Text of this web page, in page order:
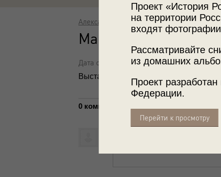
Проект «История
на территории
входят
Рассматривайте
из домашних
Проект
Федерации.
Перейти к просмотру
Александр Бобкин
Масленица
Дата съемки: 31 марта 1985
Выставка и видео
0 комментариев